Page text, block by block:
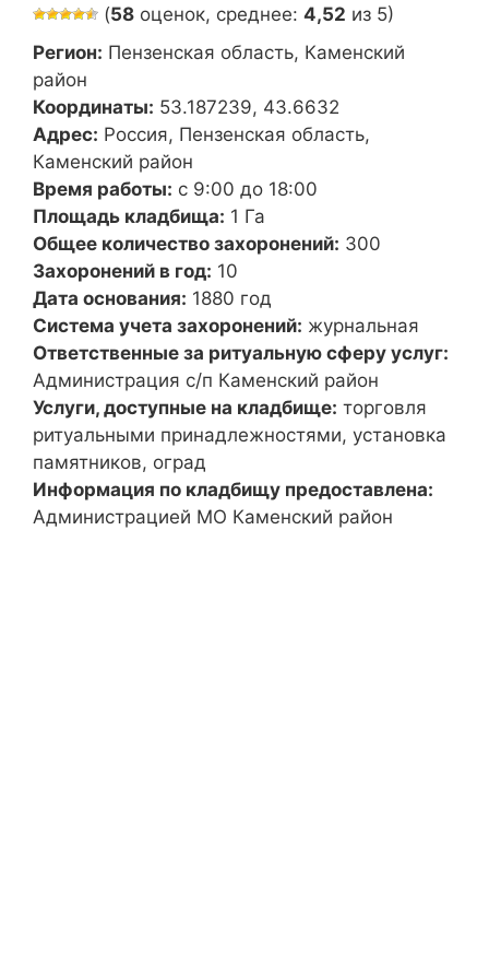
(58 оценок, среднее: 4,52 из 5)
Регион: Пензенская область, Каменский
район
Координаты: 53.187239, 43.6632
Адрес: Россия, Пензенская область,
Каменский район
Время работы: с 9:00 до 18:00
Площадь кладбища: 1 Га
Общее количество захоронений: 300
Захоронений в год: 10
Дата основания: 1880 год
Система учета захоронений: журнальная
Ответственные за ритуальную сферу услуг:
Администрация с/п Каменский район
Услуги, доступные на кладбище: торговля
ритуальными принадлежностями, установка
памятников, оград
Информация по кладбищу предоставлена:
Администрацией МО Каменский район